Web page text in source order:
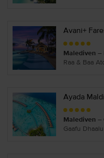
Avani+
Malediven –
Raa & Baa
Ayada
Malediven –
Gaafu